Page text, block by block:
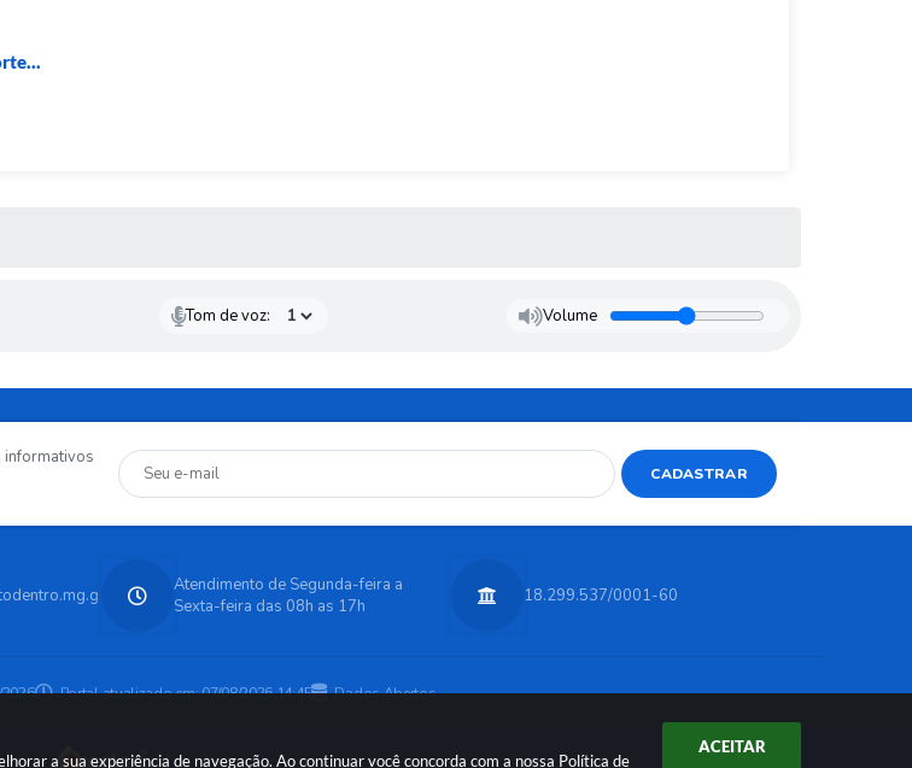
a sua experiência de navegação. Ao continuar você concorda com a nossa Política de
ACEITAR
Tom de voz: Volume
informativos
CADASTRAR
Atendimento de Segunda-feira a
Sexta-feira das 08h as 17h
18.299.537/0001-60
Portal atualizado em:07/08/2026 14:45 Dados Abertos